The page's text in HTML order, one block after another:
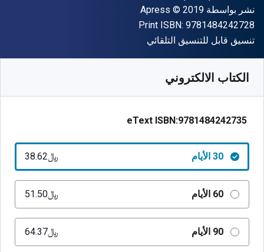
الناشر
نشر بواسطة Apress
حقوق الطبع والنشر © 2019
Print ISBN: 9781484242728
شكل
تنسيق قابل للتنسيق التلقائي
الكتاب الالكتروني
eText ISBN:9781484242735
30 الأيام ﷼‎38.62
60 الأيام ﷼‎51.50
90 الأيام ﷼‎64.37